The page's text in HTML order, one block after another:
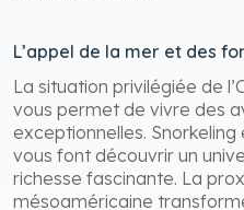
L’appel de la mer et des
La situation privilégiée de
vous permet de vivre des
exceptionnelles.
vous font découvrir un
richesse fascinante. La
mésoaméricaine